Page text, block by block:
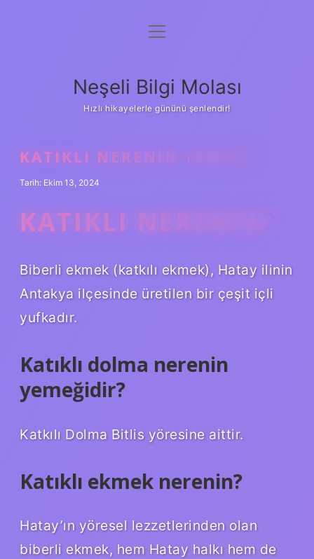
Anasayfa
Yasal Uyarı
menüyü
Neşeli Bilgi Molası
Hızlı hikayelerle gününü şenlendir!
KATIKLI NERENIN YEMEĞI
Tarih: Ekim 13, 2024
KATIKLI NERENIN?
Biberli ekmek (katkılı ekmek), Hatay ilinin
Antakya ilçesinde üretilen bir çeşit içli
yufkadır.
Katıklı dolma nerenin
yemeğidir?
Katkılı Dolma Bitlis yöresine aittir.
Katıklı ekmek nerenin?
Hatay’ın yöresel lezzetlerinden olan
biberli ekmek, hem Hatay halkı hem de